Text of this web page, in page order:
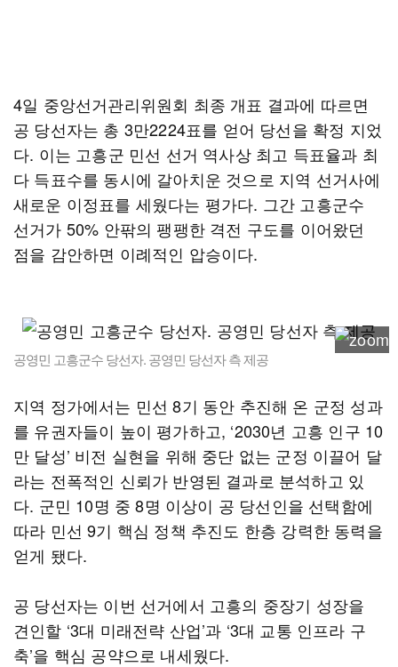
4일 중앙선거관리위원회 최종 개표 결과에 따르면
공 당선자는 총 3만2224표를 얻어 당선을 확정 지었
다. 이는 고흥군 민선 선거 역사상 최고 득표율과 최
다 득표수를 동시에 갈아치운 것으로 지역 선거사에
새로운 이정표를 세웠다는 평가다. 그간 고흥군수
선거가 50% 안팎의 팽팽한 격전 구도를 이어왔던
점을 감안하면 이례적인 압승이다.
공영민 고흥군수 당선자. 공영민 당선자 측 제공
지역 정가에서는 민선 8기 동안 추진해 온 군정 성과
를 유권자들이 높이 평가하고, ‘2030년 고흥 인구 10
만 달성’ 비전 실현을 위해 중단 없는 군정 이끌어 달
라는 전폭적인 신뢰가 반영된 결과로 분석하고 있
다. 군민 10명 중 8명 이상이 공 당선인을 선택함에
따라 민선 9기 핵심 정책 추진도 한층 강력한 동력을
얻게 됐다.
공 당선자는 이번 선거에서 고흥의 중장기 성장을
견인할 ‘3대 미래전략 산업’과 ‘3대 교통 인프라 구
축’을 핵심 공약으로 내세웠다.